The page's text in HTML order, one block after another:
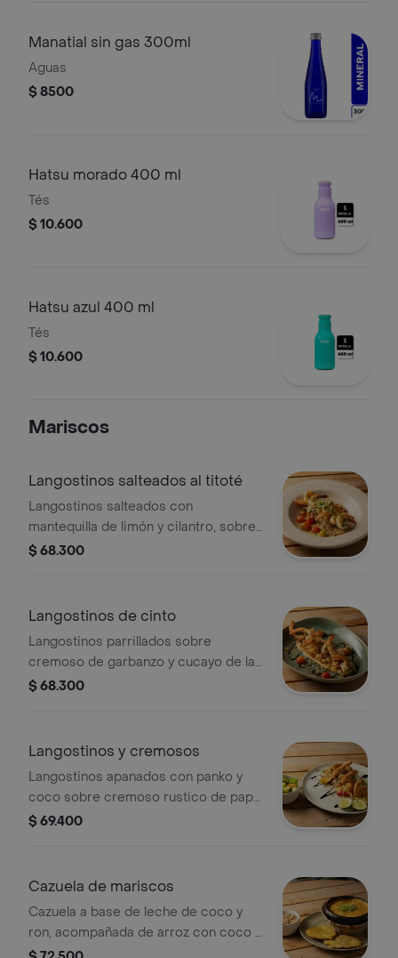
Manatial sin gas 300ml
Aguas
$ 8500
Hatsu morado 400 ml
Tés
$ 10.600
Hatsu azul 400 ml
Tés
$ 10.600
Mariscos
Langostinos salteados al titoté
Langostinos salteados con
mantequilla de limón y cilantro, sobre
cama de arroz de coco cremoso con
$ 68.300
Langostinos de cinto
Langostinos parrillados sobre
cremoso de garbanzo y cucayo de la
casa aromatizados con mantequilla
$ 68.300
Langostinos y cremosos
Langostinos apanados con panko y
coco sobre cremoso rustico de papa
y cremoso de maduro, acompañada
$ 69.400
Cazuela de mariscos
Cazuela a base de leche de coco y
ron, acompañada de arroz con coco y
patacones.